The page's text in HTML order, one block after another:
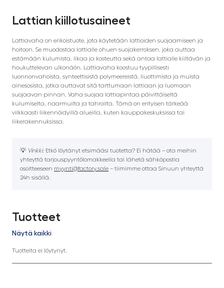
Lattian kiillotusaineet
Lattiavaha on erikoistuote, jota käytetään lattioiden suojaamiseen ja
hoitoon. Se muodostaa lattialle ohuen suojakerroksen, joka auttaa
estämään kulumista, likaa ja kosteutta sekä antaa lattialle kiiltävän ja
houkuttelevan ulkonäön. Lattiavaha koostuu tyypillisesti
luonnonvahoista, synteettisistä polymeereistä, liuottimista ja muista
ainesosista, jotka auttavat sitä tarttumaan lattiaan ja luomaan
suojaavan pinnan. Vaha suojaa lattiapintaa päivittäiseltä
kulumiselta, naarmuilta ja tahroilta. Tämä on erityisen tärkeää
vilkkaasti liikennöidyillä alueilla, kuten kauppakeskuksissa tai
liikerakennuksissa.
💡 Vinkki: Etkö löytänyt etsimääsi tuotetta? Ei hätää – ota meihin
yhteyttä tarjouspyyntölomakkeella tai lähetä sähköpostia
osoitteeseen myynti@factory.sale – tiimimme ottaa Sinuun yhteyttä
24h sisällä.
Tuotteet
Näytä kaikki
Tuotteita ei löytynyt.